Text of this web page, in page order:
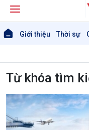
Giới thiệu Thời sự
Từ khóa tìm